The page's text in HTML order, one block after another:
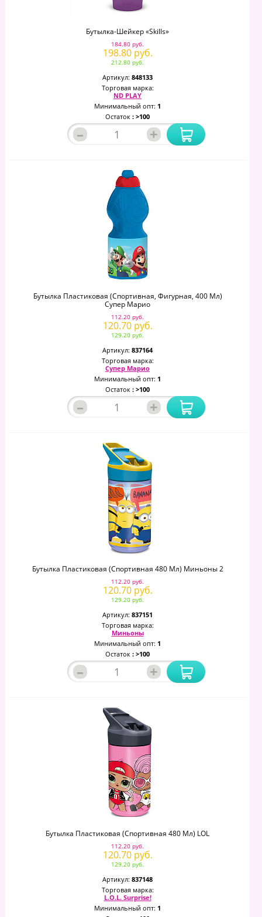
Бутылка-Шейкер «Skills»
184.80 руб.
198.80 руб.
212.80 руб.
Артикул: 848133
Торговая марка:
ND PLAY
Минимальный опт: 1
Остаток : >100
– +
Бутылка Пластиковая (спортивная, Фигурная, 400 Мл)
Супер Марио
112.20 руб.
120.70 руб.
129.20 руб.
Артикул: 837164
Торговая марка:
Супер Марио
Минимальный опт: 1
Остаток : >100
– +
Бутылка Пластиковая (спортивная 480 Мл) Миньоны 2
112.20 руб.
120.70 руб.
129.20 руб.
Артикул: 837151
Торговая марка:
Миньоны
Минимальный опт: 1
Остаток : >100
– +
Бутылка Пластиковая (спортивная 480 Мл) LOL
112.20 руб.
120.70 руб.
129.20 руб.
Артикул: 837148
Торговая марка:
L.O.L. Surprise!
Минимальный опт: 1